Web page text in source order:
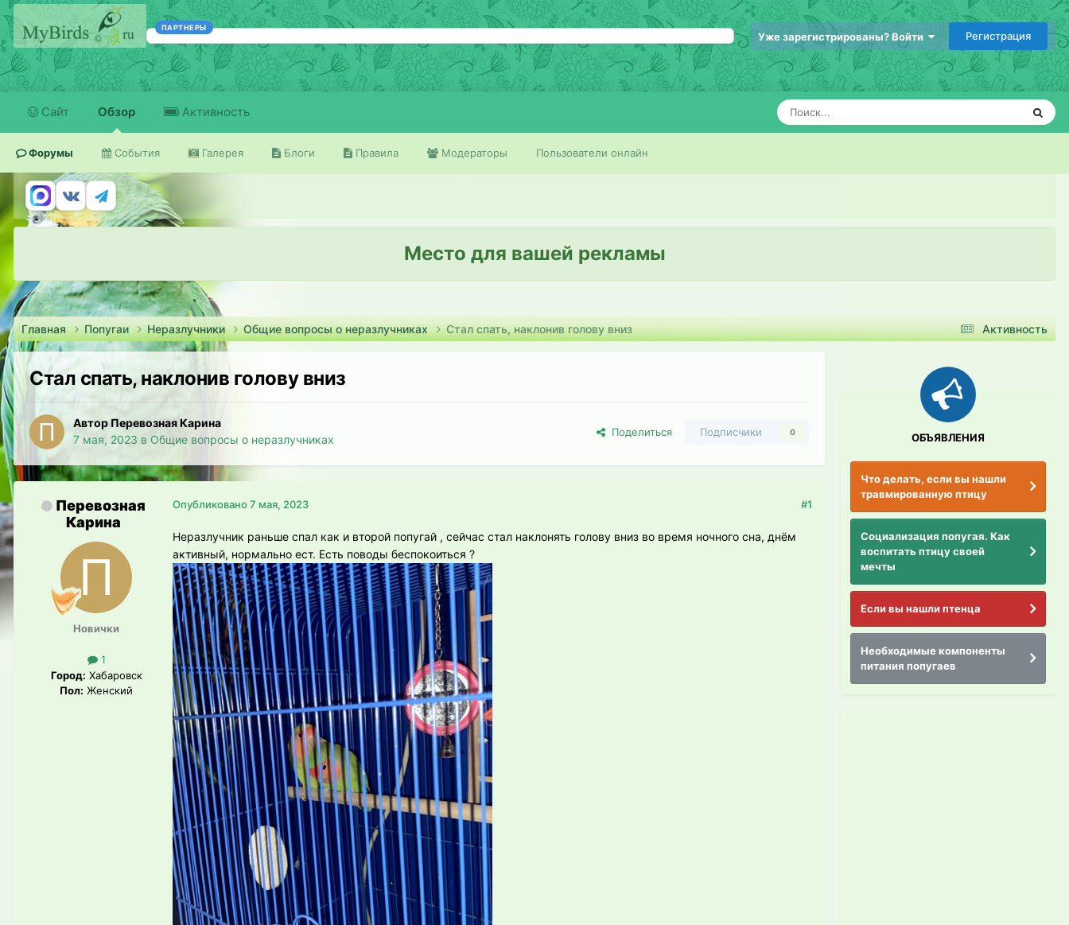
ПАРТНЕРЫ
Уже зарегистрированы? Войти Регистрация
Сайт Обзор
Форумы События Галерея Блоги Правила Модераторы Пользователи онлайн
Активность
Место для вашей рекламы
Активность
Главная Попугаи Неразлучники Общие вопросы о неразлучниках Стал спать, наклонив голову вниз
Стал спать, наклонив голову вниз
Автор Перевозная Карина
7 мая, 2023 в Общие вопросы о неразлучниках
Поделиться Подписчики 0
Перевозная
Карина
Новички
1
Город: Хабаровск
Пол: Женский
#1
Опубликовано7 мая, 2023
Неразлучник раньше спал как и второй попугай , сейчас стал наклонять голову вниз во время ночного сна, днём
активный, нормально ест. Есть поводы беспокоиться ?
ОБЪЯВЛЕНИЯ
Что делать, если вы нашли
травмированную птицу
Социализация попугая. Как
воспитать птицу своей
мечты
Если вы нашли птенца
Необходимые компоненты
питания попугаев